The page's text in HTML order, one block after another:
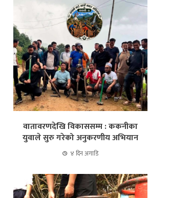
वातावरणदेखि विकाससम्म : ककनीका
युवाले सुरु गरेको अनुकरणीय अभियान
४ दिन अगाडि